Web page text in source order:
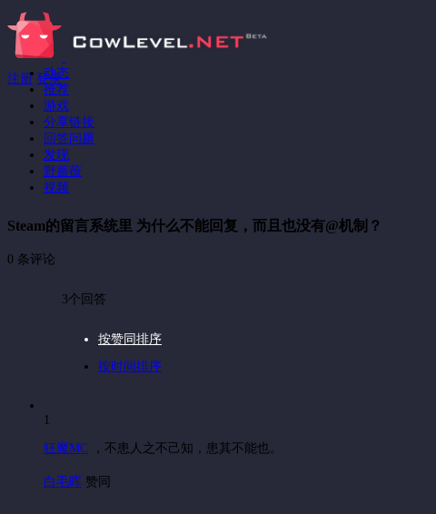
注册 登录
动态
推荐
游戏
分享链接
回答问题
发现
野蔷薇
视频
Steam的留言系统里 为什么不能回复，而且也没有@机制？
0 条评论
3个回答
按赞同排序
按时间排序
1
狂魔MC ， 不患人之不己知，患其不能也。
白毛晖 赞同